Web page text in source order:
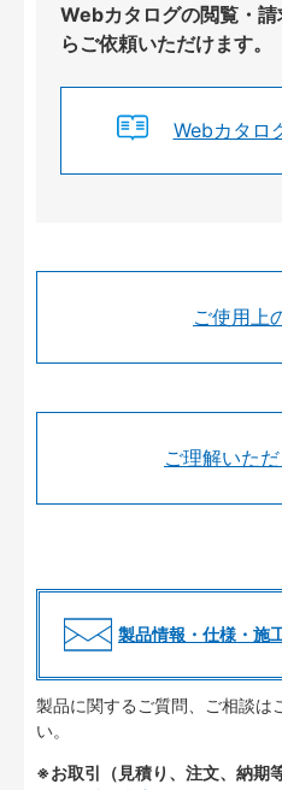
Webカタログの閲覧・
らご依頼いただけます。
Webカタロ
ご使用上
ご理解いた
製品情報・仕様・施
製品に関するご質問、ご相談は
い。
※お取引（見積り、注文、納期